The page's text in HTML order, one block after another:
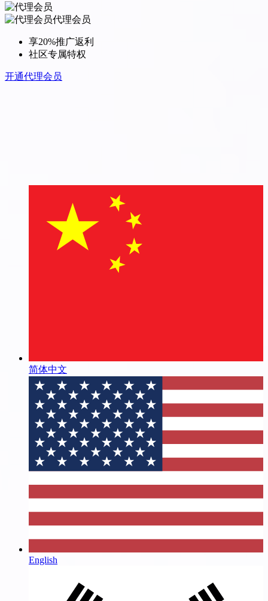
代理会员
享20%推广返利
社区专属特权
开通代理会员
简体中文
English